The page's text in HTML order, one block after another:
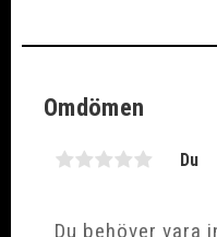
Omdömen
Du